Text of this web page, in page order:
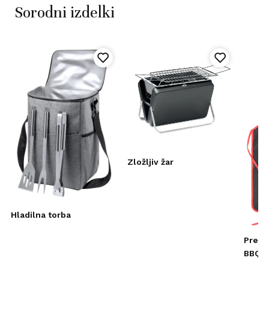
Sorodni izdelki
Hladilna torba
Zložljiv žar
BBQ